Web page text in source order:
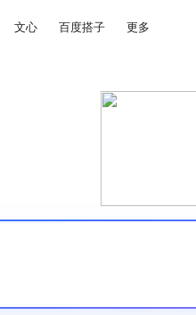
文心 百度搭子 更多